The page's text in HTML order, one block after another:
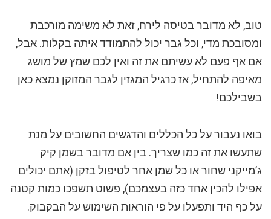
טוב, לא מדובר בטיסה לירח, זאת לא משימה מורכבת
ומסובכת מדי, וכל גבר יכול להתמודד איתה בקלות. אבל,
אם אף פעם לא עשיתם את זה ואין לכם שמץ של מושג
מאיפה להתחיל, אז כרגיל המגזין לגבר המזוקן נמצא כאן
בשבילכם!
בואו נעבור על כל הכללים והדגשים החשובים על מנת
שתעשו את זה כמו שצריך. בין אם מדובר בשמן קיק
ג’מייקני שחור או כל שמן אחר לטיפול בזקן (אתם יכולים
אפילו להכין אחד כזה בעצמכם), פשוט תשפכו כמות קטנה
על כף היד ותפעלו על פי הוראות השימוש על הבקבוק.